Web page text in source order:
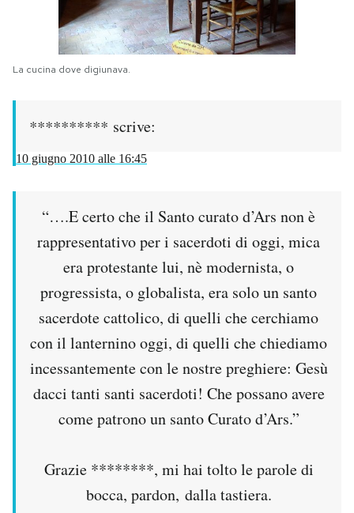
La cucina dove digiunava.
********** scrive:
10 giugno 2010 alle 16:45
“….E certo che il Santo curato d’Ars non è
rappresentativo per i sacerdoti di oggi, mica
era protestante lui, nè modernista, o
progressista, o globalista, era solo un santo
sacerdote cattolico, di quelli che cerchiamo
con il lanternino oggi, di quelli che chiediamo
incessantemente con le nostre preghiere: Gesù
dacci tanti santi sacerdoti! Che possano avere
come patrono un santo Curato d’Ars.”
Grazie ********, mi hai tolto le parole di
bocca, pardon, dalla tastiera.